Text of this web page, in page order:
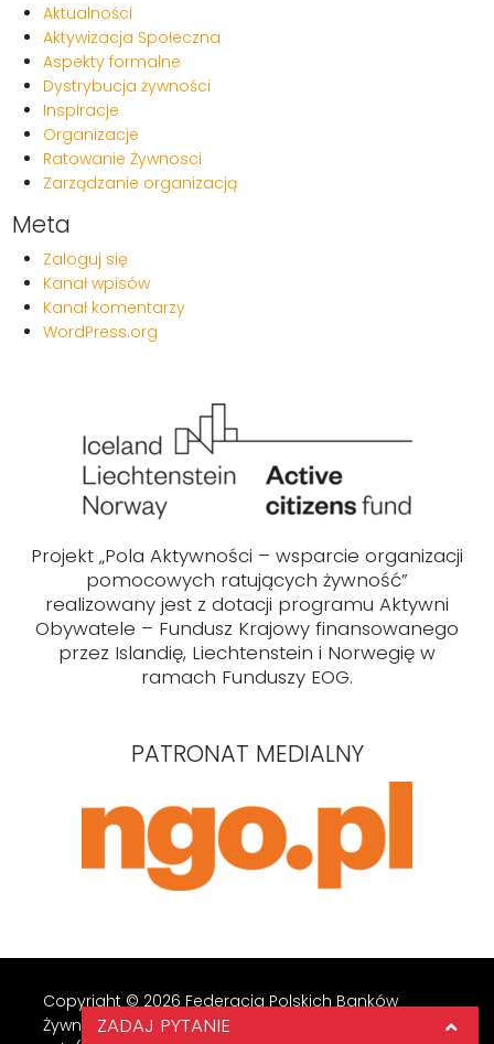
Aktualności
Aktywizacja Społeczna
Aspekty formalne
Dystrybucja żywności
Inspiracje
Organizacje
Ratowanie Żywnosci
Zarządzanie organizacją
Meta
Zaloguj się
Kanał wpisów
Kanał komentarzy
WordPress.org
Projekt „Pola Aktywności – wsparcie organizacji
pomocowych ratujących żywność”
realizowany jest z dotacji programu Aktywni
Obywatele – Fundusz Krajowy finansowanego
przez Islandię, Liechtenstein i Norwegię w
ramach Funduszy EOG.
PATRONAT MEDIALNY
Copyright © 2026 Federacja Polskich Banków
Żywności.ZADAJ PYTANIE